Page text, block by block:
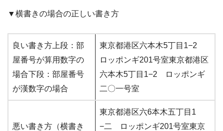
▼横書きの場合の正しい書き方
良い書き方上段：部
屋番号が算用数字の
場合下段：部屋番号
が漢数字の場合
東京都港区六本木5丁目1−2
ロッポンギ201号室東京都港区
六本木5丁目1−2 ロッポンギ
二〇一号室
悪い書き方（横書き
東京都港区六6本木五丁目1
−二 ロッポンギ201号室東京